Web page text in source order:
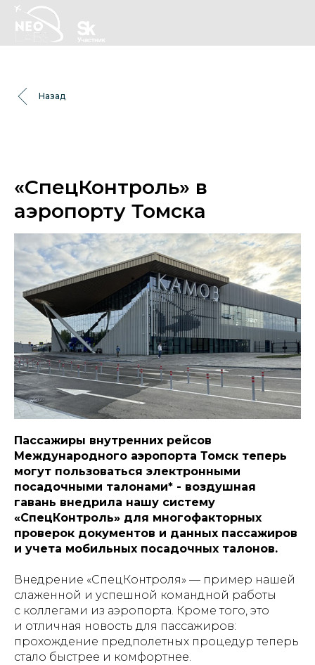
Назад
«СпецКонтроль» в
аэропорту Томска
Пассажиры внутренних рейсов
Международного аэропорта Томск теперь
могут пользоваться электронными
посадочными талонами* - воздушная
гавань внедрила нашу систему
«СпецКонтроль» для многофакторных
проверок документов и данных пассажиров
и учета мобильных посадочных талонов.
Внедрение «СпецКонтроля» — пример нашей
слаженной и успешной командной работы
с коллегами из аэропорта. Кроме того, это
и отличная новость для пассажиров:
прохождение предполетных процедур теперь
стало быстрее и комфортнее.